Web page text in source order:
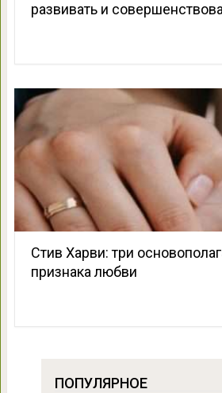
развивать и
Стив Харви: три
признака любви
ПОПУЛЯРНОЕ